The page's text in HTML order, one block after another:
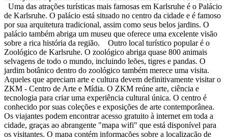
Uma das atrações turísticas mais famosas em Karlsruhe é o Palácio
de Karlsruhe. O palácio está situado no centro da cidade e é famoso
por sua arquitetura tradicional, assim como seus belos jardins. O
palácio também abriga um museu que oferece uma excelente visão
sobre a rica história da região. Outro local turístico popular é o
Zoológico de Karlsruhe. O zoológico abriga quase 800 animais
selvagens de todo o mundo, incluindo leões, tigres e pandas. O
jardim botânico dentro do zoológico também merece uma visita.
Aqueles que apreciam arte e cultura devem definitivamente visitar o
ZKM - Centro de Arte e Mídia. O ZKM reúne arte, ciência e
tecnologia para criar uma experiência cultural única. O centro é
conhecido por suas coleções e exposições de arte contemporânea.
Os viajantes podem encontrar acesso gratuito à internet em toda a
cidade, graças ao abrangente "mapa wifi" que está disponível para
os visitantes. O mapa contém informações sobre a localização de